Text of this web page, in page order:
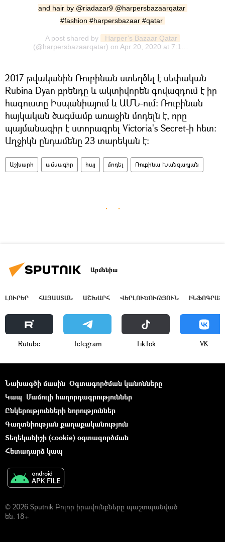
and hair by @riadazar9 @harpersbazaarqatar
#fashion #harpersbazaar #qatar
A post shared by
Harper’s Bazaar Qatar
(@harpersbazaarqatar) on Apr 20, 2020 at 7:10am PDT
2017 թվականին Ռուբինան ստեղծել է սեփական
Rubina Dyan բրենդը և ակտիվորեն գովազդում է իր
հագուստը Իսպանիայում և ԱՄՆ-ում։ Ռուբինան
հայկական ծագմամբ առաջին մոդելն է, որը
պայմանագիր է ստորագրել Victoria's Secret-ի հետ։
Աղջիկն ընդամենը 23 տարեկան է։
Աշխարհ ամսագիր հայ մոդել Ռուբինա Խանզադյան
Արմենիա
ԼՈՒՐԵՐ ՀԱՅԱՍՏԱՆ ԱՇԽԱՐՀ ՎԵՐԼՈՒԾՈՒԹՅՈՒՆ
Rutube Telegram ТikТоk VK
Նախագծի մասին Օգտագործման կանոնները
Կապ Մամուլի հաղորդագրություններ
Ընկերությունների նորություններ
Գաղտնիության քաղաքականություն
Տեղեկանիշի (cookie) օգտագործման
Հետադարձ կապ
© 2026 Sputnik Բոլոր իրավունքները պաշտպանված
են. 18+